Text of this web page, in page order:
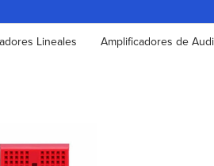
Lineales Amplificadores de